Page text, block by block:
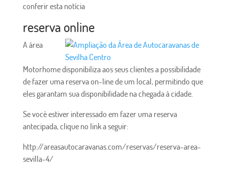
conferir esta notícia
reserva online
A área
Motorhome disponibiliza aos seus clientes a possibilidade
de fazer uma reserva on-line de um local, permitindo que
eles garantam sua disponibilidade na chegada à cidade.
Se você estiver interessado em fazer uma reserva
antecipada, clique no link a seguir:
http://areasautocaravanas.com/reservas/reserva-area-
sevilla-4/